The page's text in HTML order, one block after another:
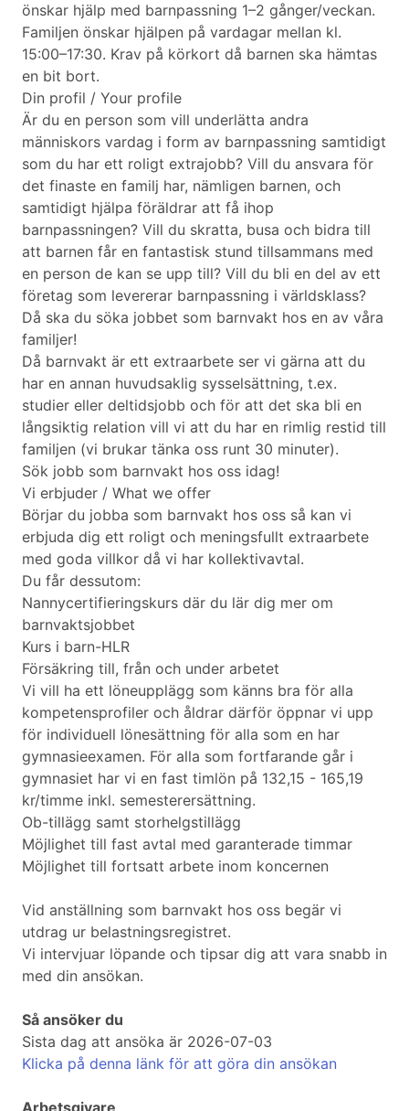
önskar hjälp med barnpassning 1–2 gånger/veckan.
Familjen önskar hjälpen på vardagar mellan kl.
15:00–17:30. Krav på körkort då barnen ska hämtas
en bit bort.
Din profil / Your profile
Är du en person som vill underlätta andra
människors vardag i form av barnpassning samtidigt
som du har ett roligt extrajobb? Vill du ansvara för
det finaste en familj har, nämligen barnen, och
samtidigt hjälpa föräldrar att få ihop
barnpassningen? Vill du skratta, busa och bidra till
att barnen får en fantastisk stund tillsammans med
en person de kan se upp till? Vill du bli en del av ett
företag som levererar barnpassning i världsklass?
Då ska du söka jobbet som barnvakt hos en av våra
familjer!
Då barnvakt är ett extraarbete ser vi gärna att du
har en annan huvudsaklig sysselsättning, t.ex.
studier eller deltidsjobb och för att det ska bli en
långsiktig relation vill vi att du har en rimlig restid till
familjen (vi brukar tänka oss runt 30 minuter).
Sök jobb som barnvakt hos oss idag!
Vi erbjuder / What we offer
Börjar du jobba som barnvakt hos oss så kan vi
erbjuda dig ett roligt och meningsfullt extraarbete
med goda villkor då vi har kollektivavtal.
Du får dessutom:
Nannycertifieringskurs där du lär dig mer om
barnvaktsjobbet
Kurs i barn-HLR
Försäkring till, från och under arbetet
Vi vill ha ett löneupplägg som känns bra för alla
kompetensprofiler och åldrar därför öppnar vi upp
för individuell lönesättning för alla som en har
gymnasieexamen. För alla som fortfarande går i
gymnasiet har vi en fast timlön på 132,15 - 165,19
kr/timme inkl. semesterersättning.
Ob-tillägg samt storhelgstillägg
Möjlighet till fast avtal med garanterade timmar
Möjlighet till fortsatt arbete inom koncernen
Vid anställning som barnvakt hos oss begär vi
utdrag ur belastningsregistret.
Vi intervjuar löpande och tipsar dig att vara snabb in
med din ansökan.
Så ansöker du
Sista dag att ansöka är 2026-07-03
Klicka på denna länk för att göra din ansökan